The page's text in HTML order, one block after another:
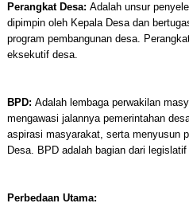
Perangkat Desa: Adalah unsur
dipimpin oleh Kepala Desa dan
program pembangunan desa.
eksekutif desa.
BPD: Adalah lembaga perwakilan
mengawasi jalannya pemerintahan
aspirasi masyarakat, serta menyusun
Desa. BPD adalah bagian dari legislatif
Perbedaan Utama: